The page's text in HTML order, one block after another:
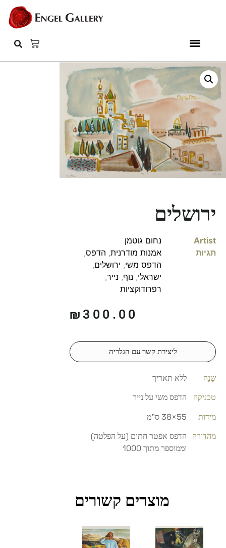
ירושלים
Artist
נחום גוטמן
תגיות
אמנות מודרנית, הדפס,
הדפס משי, ירושלים,
ישראלי, נוף, נייר,
רפרודוקציות
₪ 300.00
ליצירת קשר עם הגלריה
שָׁנָה
ללא תאריך
טכניקה
הדפס משי על נייר
מידות
55×38 ס"מ
מהדורה
הדפס אפטר חתום (על הפלטה)
וממוספר מתוך 1000
מוצרים קשורים